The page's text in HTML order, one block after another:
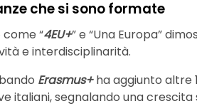
che si sono formate
“4EU+” e “Una Europa”
e interdisciplinarità.
Erasmus+ha aggiunto altre
italiani, segnalando una